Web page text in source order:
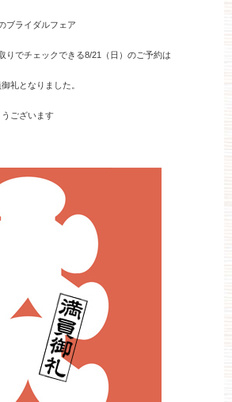
他のお問い合わせ
66-3155
19:00（火、水曜定休）
見学予約
お問い合わせ
レストラン＆パーティー
ブライダルフェア
りでチェックできる8/21（日）のご予約は
礼となりました。
ございます